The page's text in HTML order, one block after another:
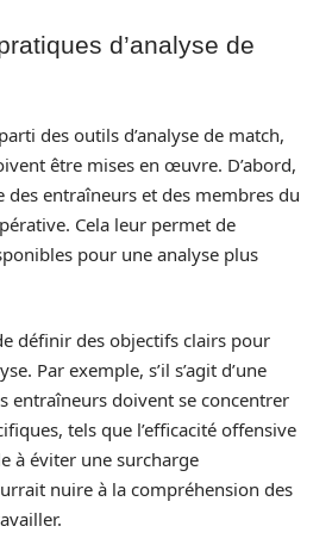
d’analyse de
des outils d’analyse de match,
être mises en œuvre. D’abord,
entraîneurs et des membres du
Cela leur permet de
pour une analyse plus
définir des objectifs clairs pour
Par exemple, s’il s’agit d’une
entraîneurs doivent se concentrer
tels que l’efficacité offensive
à éviter une surcharge
nuire à la compréhension des